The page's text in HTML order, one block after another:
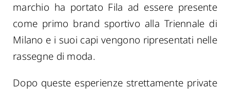
marchio ha portato Fila ad essere presente
come primo brand sportivo alla Triennale di
Milano e i suoi capi vengono ripresentati nelle
rassegne di moda.
Dopo queste esperienze strettamente private